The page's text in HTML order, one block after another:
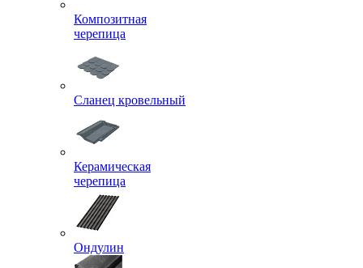
Композитная
черепица
Сланец кровельный
Керамическая
черепица
Ондулин